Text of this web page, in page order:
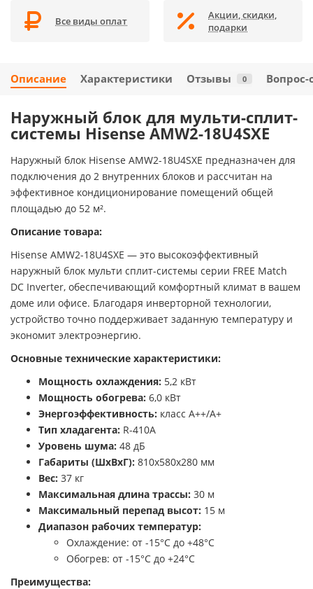
Все виды оплат
Акции, скидки,
подарки
Описание Характеристики Отзывы 0 Вопрос-
Наружный блок для мульти-сплит-
системы Hisense AMW2-18U4SXE
Наружный блок Hisense AMW2-18U4SXE предназначен для
подключения до 2 внутренних блоков и рассчитан на
эффективное кондиционирование помещений общей
площадью до 52 м².
Описание товара:
Hisense AMW2-18U4SXE — это высокоэффективный
наружный блок мульти сплит-системы серии FREE Match
DC Inverter, обеспечивающий комфортный климат в вашем
доме или офисе. Благодаря инверторной технологии,
устройство точно поддерживает заданную температуру и
экономит электроэнергию.
Основные технические характеристики:
Мощность охлаждения: 5,2 кВт
Мощность обогрева: 6,0 кВт
Энергоэффективность: класс A++/A+
Тип хладагента: R-410A
Уровень шума: 48 дБ
Габариты (ШхВхГ): 810x580x280 мм
Вес: 37 кг
Максимальная длина трассы: 30 м
Максимальный перепад высот: 15 м
Диапазон рабочих температур:
Охлаждение: от -15°C до +48°C
Обогрев: от -15°C до +24°C
Преимущества: